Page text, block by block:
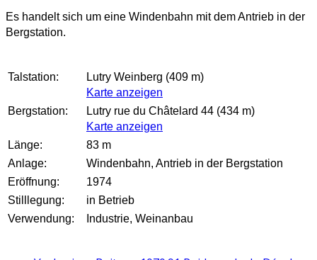
Es handelt sich um eine Windenbahn mit dem Antrieb in der
Bergstation.
Talstation:
Lutry Weinberg (409 m)
Karte anzeigen
Bergstation:
Lutry rue du Châtelard 44 (434 m)
Karte anzeigen
Länge:
83 m
Anlage:
Windenbahn, Antrieb in der Bergstation
Eröffnung:
1974
Stilllegung:
in Betrieb
Verwendung:
Industrie, Weinanbau